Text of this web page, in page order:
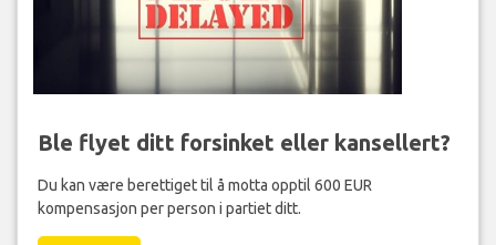
Ble flyet ditt forsinket eller kansellert?
Du kan være berettiget til å motta opptil 600 EUR
kompensasjon per person i partiet ditt.